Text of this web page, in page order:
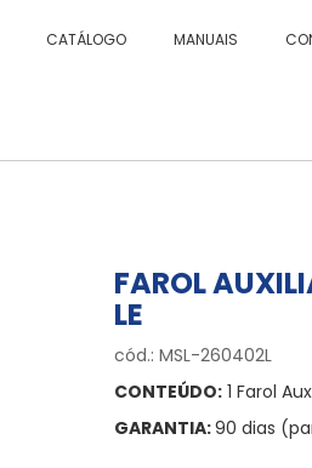
CATÁLOGO MANUAIS
FAROL
LE
cód.: MSL-260402L
CONTEÚDO: 1 Farol
GARANTIA:90 dias